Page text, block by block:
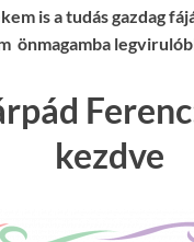
is a tudás gazdag
önmagamba
kezdve